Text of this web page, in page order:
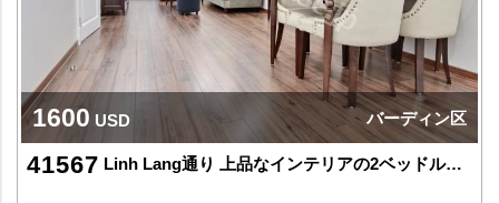
1600 USD バーディン区
41567 Linh Lang通り 上品なインテリアの2ベッドルーム